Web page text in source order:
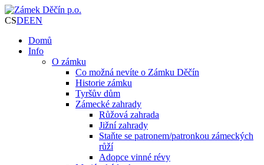
CSDEEN
Domů
Info
O zámku
Co možná nevíte o Zámku Děčín
Historie zámku
Tyršův dům
Zámecké zahrady
Růžová zahrada
Jižní zahrady
Staňte se patronem/patronkou zámeckých
růží
Adopce vinné révy